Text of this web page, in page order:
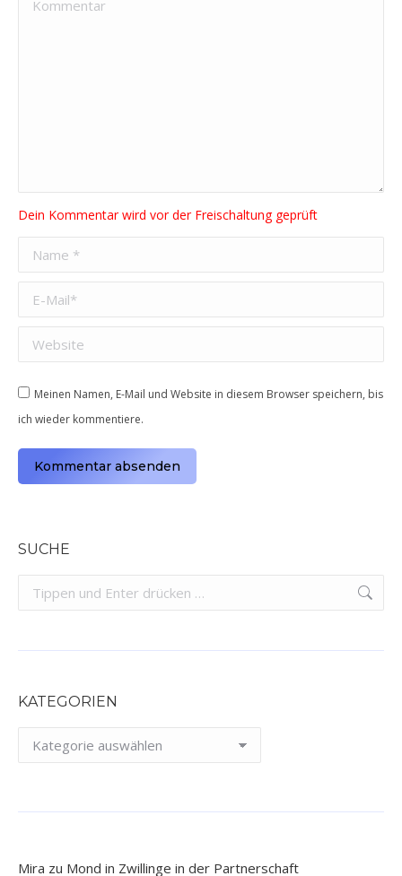
Name *
E-Mail *
Website
Meinen Namen, E-Mail und Website in diesem Browser speichern, bis
ich wieder kommentiere.
Kommentar absenden
SUCHE
Search:
KATEGORIEN
Kategorien
Mira zu Mond in Zwillinge in der Partnerschaft